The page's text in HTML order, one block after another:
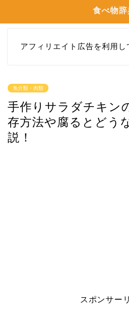
食べ物辞
アフィリエイト広告を利用し
魚介類・肉類
手作りサラダチキン
存方法や腐るとどう
説！
スポンサー